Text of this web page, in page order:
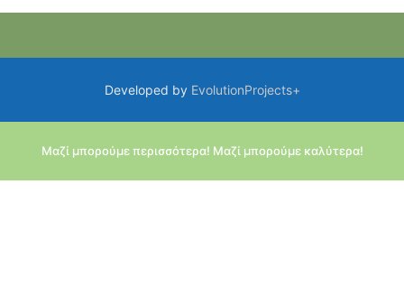
Developed by EvolutionProjects+
Μαζί μπορούμε περισσότερα! Μαζί μπορούμε καλύτερα!